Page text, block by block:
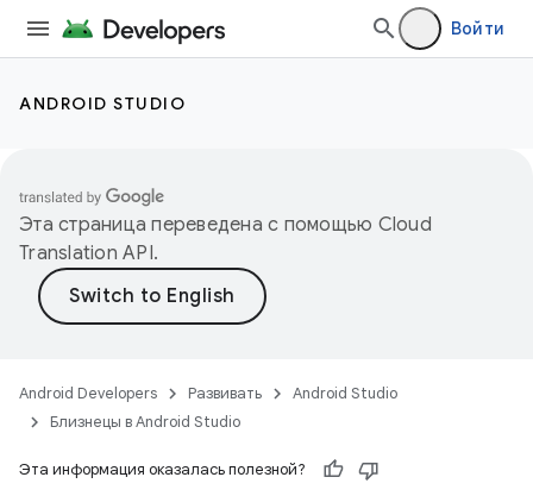
Войти
ANDROID STUDIO
Эта страница переведена с помощью Cloud
Translation API.
Android Developers Развивать
Android Studio
Близнецы в Android Studio
Эта информация оказалась полезной?